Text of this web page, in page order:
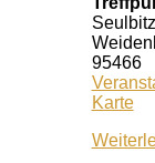
95466
Karte